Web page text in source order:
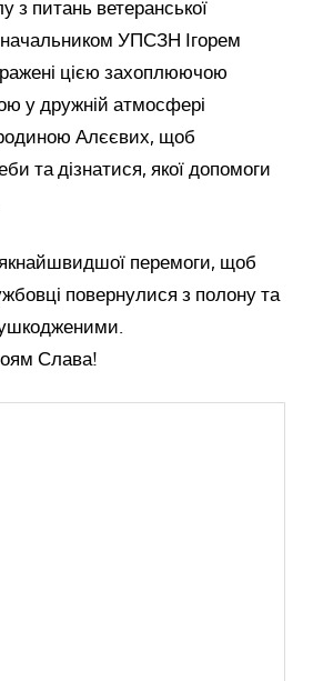
з питань ветеранської
начальником УПСЗН Ігорем
цією захоплюючою
у дружній атмосфері
Алєєвих, щоб
та дізнатися, якої допомоги
перемоги, щоб
повернулися з полону та
Слава!